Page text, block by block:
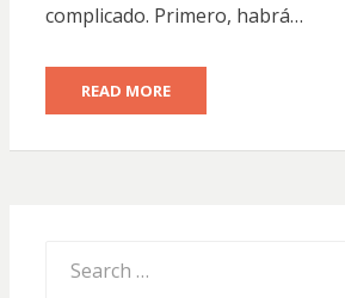
complicado. Primero, habrá…
READ MORE
for: